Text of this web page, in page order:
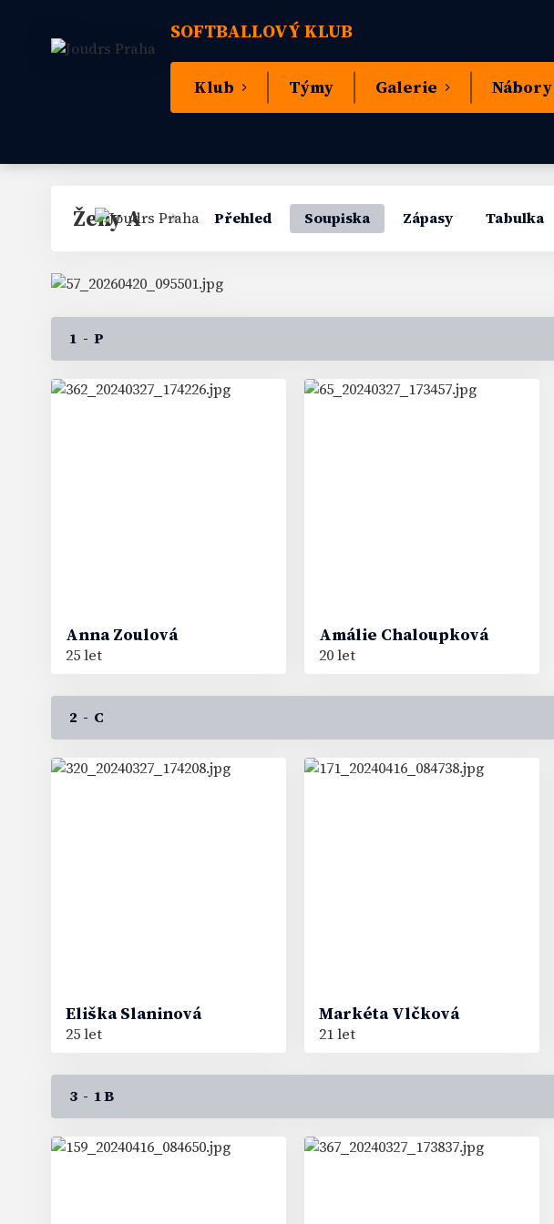
SOFTBALLOVÝ KLUB
Klub Týmy Galerie Nábory
Ženy A Přehled Soupiska Zápasy Tabulka
1 - P
AnnaZoulová
25 let
8
Amálie Chaloupková
20 let
13
2 - C
EliškaSlaninová
25 let
29
MarkétaVlčková
21 let
90
3 - 1B
27 53